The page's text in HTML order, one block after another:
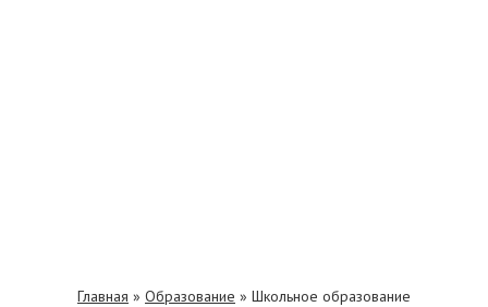
Главная » Образование » Школьное образование